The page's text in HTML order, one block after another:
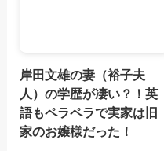
岸田文雄の妻（裕子夫
人）の学歴が凄い？！英
語もペラペラで実家は旧
家のお嬢様だった！